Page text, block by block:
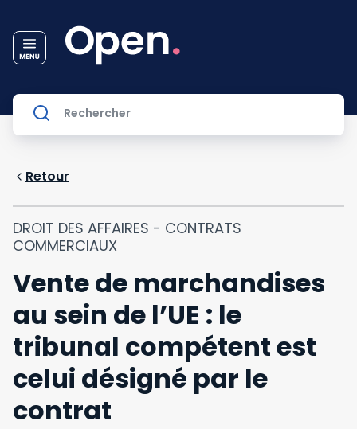
Retour
DROIT DES AFFAIRES - CONTRATS
COMMERCIAUX
Vente de marchandises
au sein de l’UE : le
tribunal compétent est
celui désigné par le
contrat